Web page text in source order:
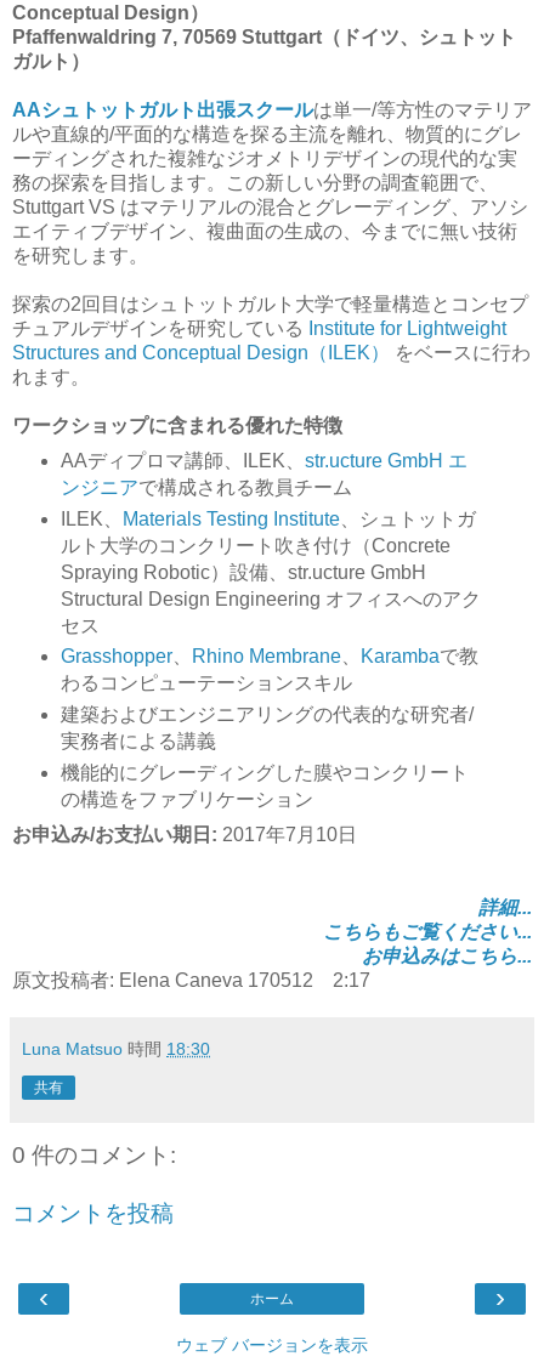
Conceptual Design）
Pfaffenwaldring 7, 70569 Stuttgart（ドイツ、シュトット
ガルト）
AAシュトットガルト出張スクールは単一/等方性のマテリア
ルや直線的/平面的な構造を探る主流を離れ、物質的にグレ
ーディングされた複雑なジオメトリデザインの現代的な実
務の探索を目指します。この新しい分野の調査範囲で、
Stuttgart VS はマテリアルの混合とグレーディング、アソシ
エイティブデザイン、複曲面の生成の、今までに無い技術
を研究します。
探索の2回目はシュトットガルト大学で軽量構造とコンセプ
チュアルデザインを研究している
Institute for Lightweight
Structures and Conceptual Design（ILEK）
をベースに行わ
れます。
ワークショップに含まれる優れた特徴
AAディプロマ講師、ILEK、 str.ucture GmbH エ
ンジニアで構成される教員チーム
ILEK、
Materials Testing Institute、シュトットガ
ルト大学のコンクリート吹き付け（Concrete
Spraying Robotic）設備、str.ucture GmbH
Structural Design Engineering オフィスへのアク
セス
Grasshopper、 Rhino Membrane、 Karambaで教
わるコンピューテーションスキル
建築およびエンジニアリングの代表的な研究者/
実務者による講義
機能的にグレーディングした膜やコンクリート
の構造をファブリケーション
お申込み/お支払い期日: 2017年7月10日
詳細...
こちらもご覧ください...
お申込みはこちら...
原文投稿者: Elena Caneva 170512 2:17
Luna Matsuo 時間 18:30
共有
0 件のコメント:
コメントを投稿
‹ ›
ホーム
ウェブ バージョンを表示